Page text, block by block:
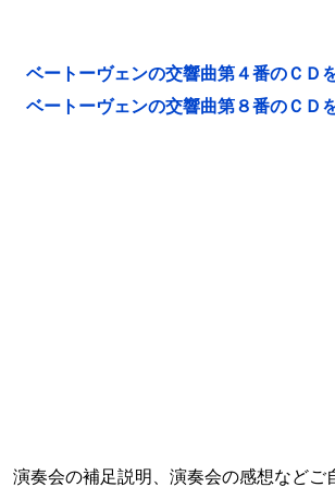
ベートーヴェンの交響曲第４番のＣＤ
ベートーヴェンの交響曲第８番のＣＤ
演奏会の補足説明、演奏会の感想などご